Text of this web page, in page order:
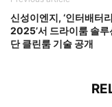
신성이엔지, ‘인터배터리
2025’서 드라이룸 솔루
단 클린룸 기술 공개